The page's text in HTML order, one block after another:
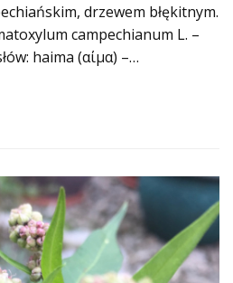
drzewem błękitnym.
campechianum L. –
haima (αίμα) –…